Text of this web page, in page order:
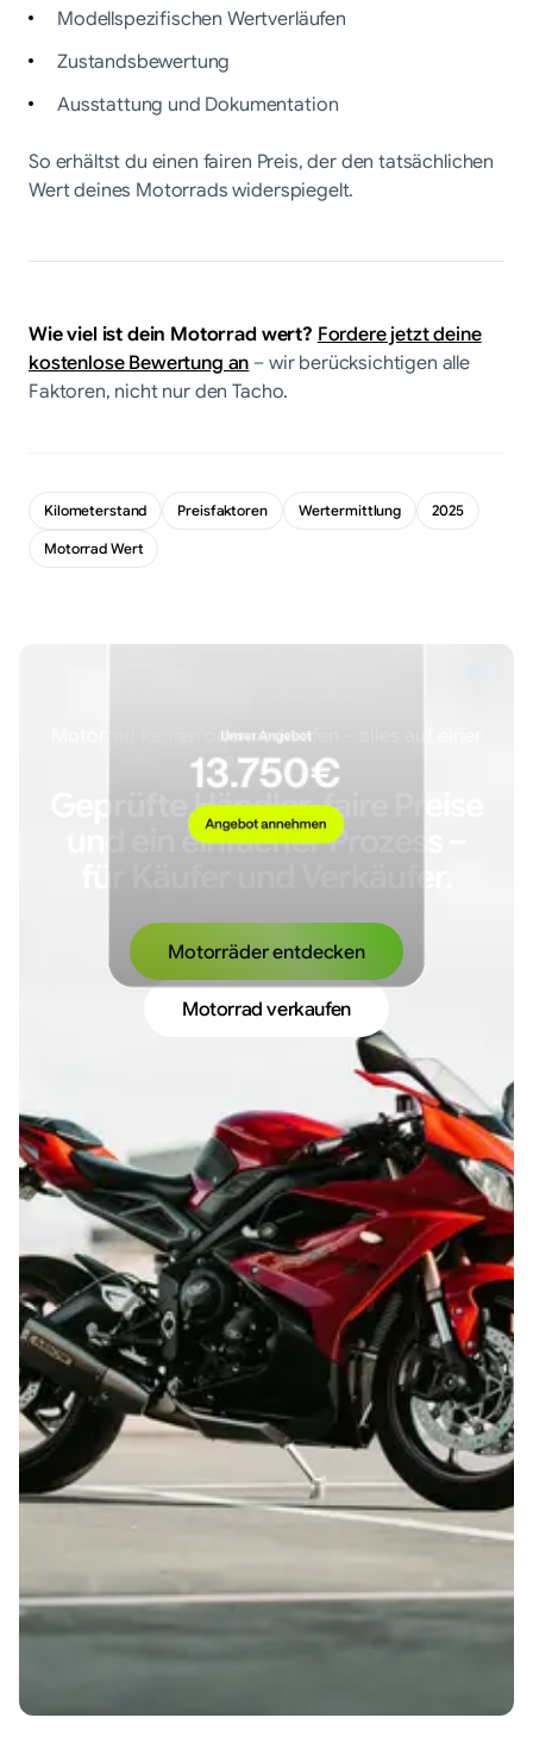
Modellspezifischen Wertverläufen
Zustandsbewertung
Ausstattung und Dokumentation
So erhältst du einen fairen Preis, der den tatsächlichen
Wert deines Motorrads widerspiegelt.
Wie viel ist dein Motorrad wert?Fordere jetzt deine
kostenlose Bewertung an– wir berücksichtigen alle
Faktoren, nicht nur den Tacho.
Kilometerstand Preisfaktoren Wertermittlung
2025
Motorrad Wert
Motorrad kaufen oder verkaufen – alles auf einer
Plattform.
Geprüfte Händler, faire Preise
und ein einfacher Prozess –
Motorräder entdecken
Motorrad verkaufen